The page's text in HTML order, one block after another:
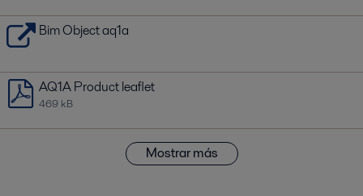
Bim Object aq1a
AQ1A Product leaflet
469 kB
Mostrar más